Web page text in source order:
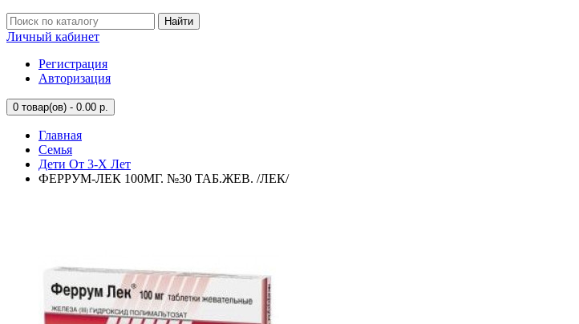
Найти
Личный кабинет
Регистрация
Авторизация
0 товар(ов) - 0.00 р.
Главная
Семья
Дети От 3-Х Лет
ФЕРРУМ-ЛЕК 100МГ. №30 ТАБ.ЖЕВ. /ЛЕК/